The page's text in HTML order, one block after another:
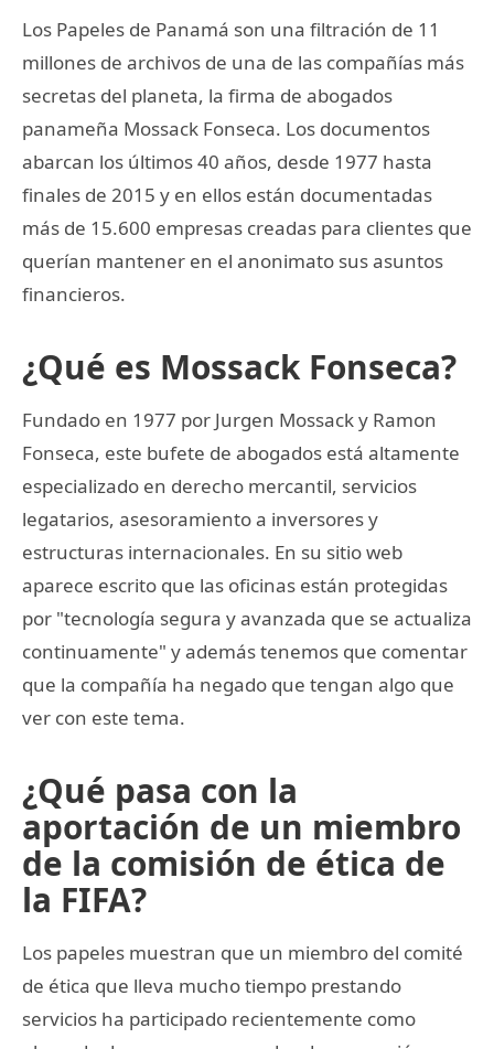
Los Papeles de Panamá son una filtración de 11
millones de archivos de una de las compañías más
secretas del planeta, la firma de abogados
panameña Mossack Fonseca. Los documentos
abarcan los últimos 40 años, desde 1977 hasta
finales de 2015 y en ellos están documentadas
más de 15.600 empresas creadas para clientes que
querían mantener en el anonimato sus asuntos
financieros.
¿Qué es Mossack Fonseca?
Fundado en 1977 por Jurgen Mossack y Ramon
Fonseca, este bufete de abogados está altamente
especializado en derecho mercantil, servicios
legatarios, asesoramiento a inversores y
estructuras internacionales. En su sitio web
aparece escrito que las oficinas están protegidas
por "tecnología segura y avanzada que se actualiza
continuamente" y además tenemos que comentar
que la compañía ha negado que tengan algo que
ver con este tema.
¿Qué pasa con la
aportación de un miembro
de la comisión de ética de
la FIFA?
Los papeles muestran que un miembro del comité
de ética que lleva mucho tiempo prestando
servicios ha participado recientemente como